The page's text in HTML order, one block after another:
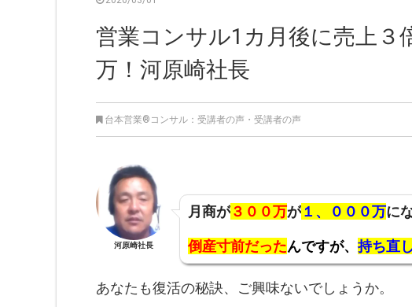
営業コンサル1カ月後に売上３
万！河原崎社長
台本営業®︎コンサル：受講者の声 ・ 受講者の声
河原崎社長
月商が３００万が１、０００万に
倒産寸前だったんですが、 持ち直
あなたも復活の秘訣、ご興味ないでしょうか。